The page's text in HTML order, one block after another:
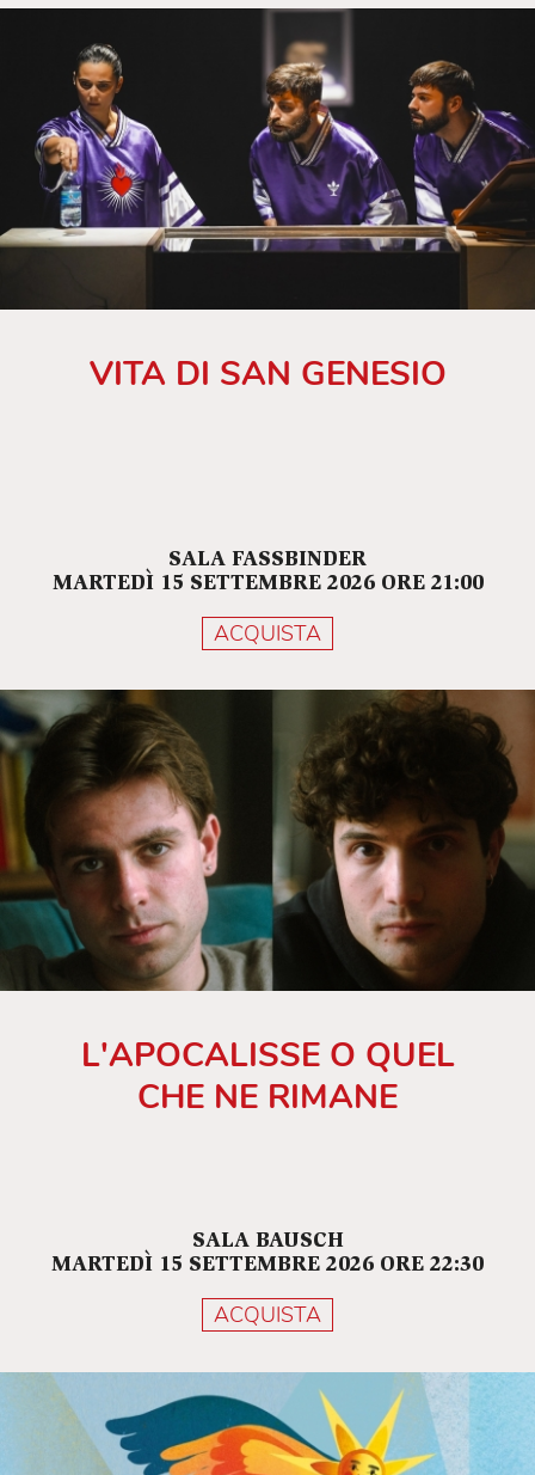
VITA DI SAN GENESIO
SALA FASSBINDER
MARTEDÌ 15 SETTEMBRE 2026 ORE 21:00
ACQUISTA
L'APOCALISSE O QUEL
CHE NE RIMANE
SALA BAUSCH
MARTEDÌ 15 SETTEMBRE 2026 ORE 22:30
ACQUISTA